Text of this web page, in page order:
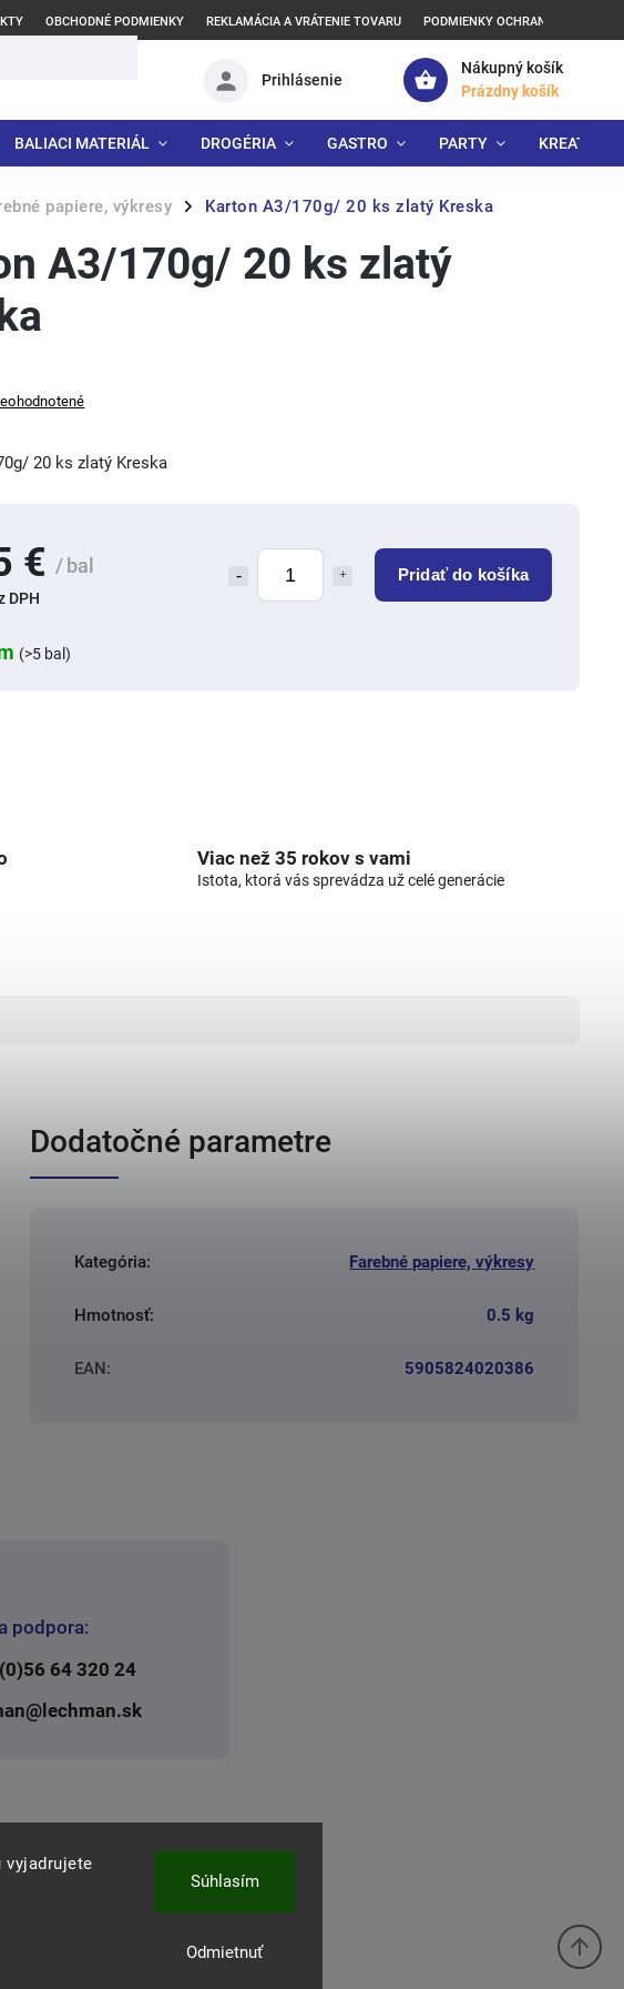
vyjadrujete
Odmietnuť
Súhlasím
OBCHODNÉ PODMIENKY REKLAMÁCIA A VRÁTENIE TOVARU PODMIENKY OCHRANY
Nákupný košík
Prázdny košík
Prihlásenie
BALIACI MATERIÁL DROGÉRIA GASTRO PARTY
papiere, výkresy / Karton A3/170g/ 20 ks zlatý Kreska
€ / bal
DPH
Pridať do košíka
(>5 bal)
A3/170g/ 20 ks zlatý
20 ks zlatý Kreska
Viac než 35 rokov s vami
Istota, ktorá vás sprevádza už celé generácie
Dodatočné parametre
Kategória: Farebné papiere, výkresy
Hmotnosť: 0.5 kg
EAN: 5905824020386
podpora:
64 320 24